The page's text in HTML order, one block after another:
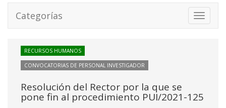
Toggle
Categorías
RECURSOS HUMANOS
CONVOCATORIAS DE PERSONAL INVESTIGADOR
Resolución del Rector por la que se
pone fin al procedimiento PUI/2021-125